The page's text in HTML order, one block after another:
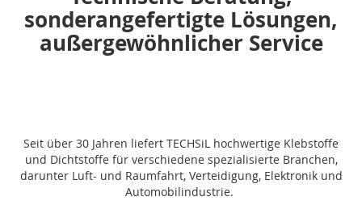
sonderangefertigte Lösungen,
außergewöhnlicher Service
Seit über 30 Jahren liefert TECHSiL hochwertige Klebstoffe
und Dichtstoffe für verschiedene spezialisierte Branchen,
darunter Luft- und Raumfahrt, Verteidigung, Elektronik und
Automobilindustrie.